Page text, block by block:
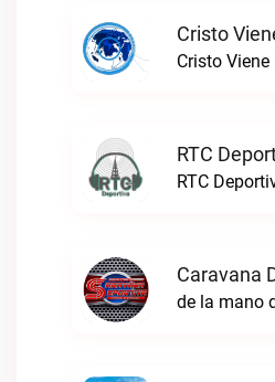
Cristo
Cristo
RTC
RTC
Caravana
de la mano